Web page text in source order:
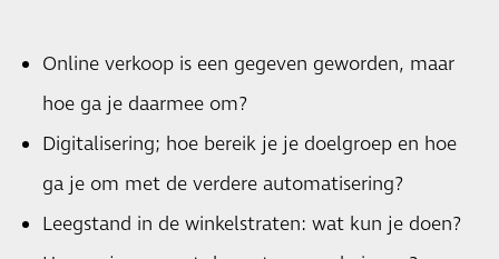
Online verkoop is een gegeven geworden, maar
hoe ga je daarmee om?
Digitalisering; hoe bereik je je doelgroep en hoe
ga je om met de verdere automatisering?
Leegstand in de winkelstraten: wat kun je doen?